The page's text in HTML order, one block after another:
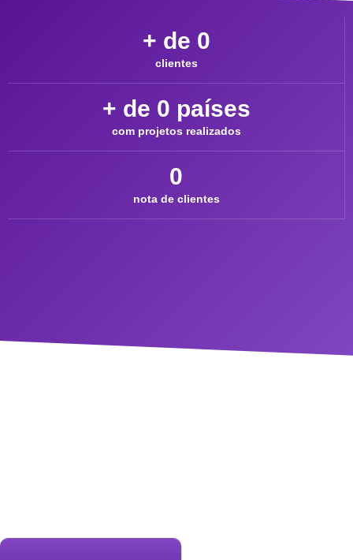
clientes
+ de 0
com projetos realizados
+ de 0 países
nota de clientes
0